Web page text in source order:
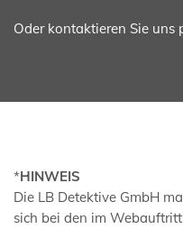
Oder kontaktieren Sie uns
*HINWEIS
Die LB Detektive GmbH
sich bei den im